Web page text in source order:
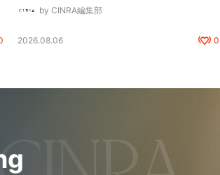
by CINRA編集部
2026.08.06 0